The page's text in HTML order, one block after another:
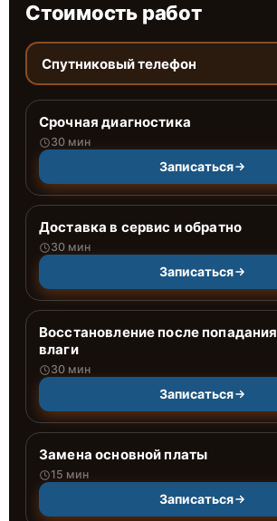
Стоимость работ
Спутниковый телефон
Срочная диагностика
30 мин
Записаться
Доставка в сервис и обратно
30 мин
Записаться
Восстановление после попадания
влаги
30 мин
Записаться
Замена основной платы
15 мин
Записаться